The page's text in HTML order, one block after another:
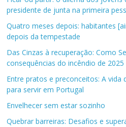
presidente de junta na primeira
Quatro meses depois: habitantes
depois da tempestade
Das Cinzas à recuperação: Como
consequências do incêndio de 2025
Entre pratos e preconceitos: A vida
para servir em Portugal
Envelhecer sem estar sozinho
Quebrar barreiras: Desafios e